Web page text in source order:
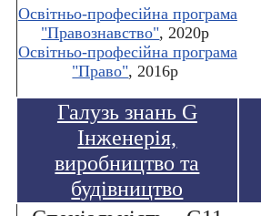
Освітньо-професійна програма
"Правознавство", 2020р
Освітньо-професійна програма
"Право", 2016р
Галузь знань G
Інженерія,
виробництво та
будівництво